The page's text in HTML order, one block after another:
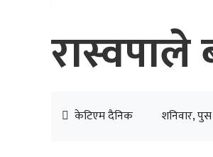
केटिएम दैनिक शनिवार,